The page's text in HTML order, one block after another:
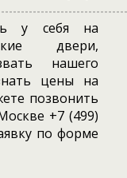
у себя на
двери,
нашего
цены на
позвонить
+7 (499)
по форме